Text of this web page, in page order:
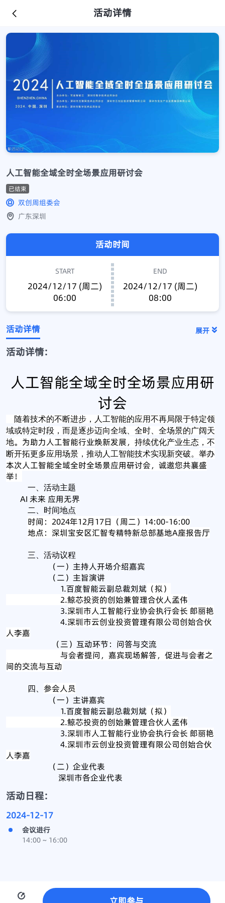
活动详情
人工智能全域全时全场景应用研讨会
已结束
双创周组委会
广东深圳
活动时间
START
2024/12/17 (周二)
06:00
END
2024/12/17 (周二)
08:00
活动详情 展开
活动详情:
人工智能全域全时全场景应用研
讨会
随着技术的不断进步，人工智能的应用不再局限于特定领
域或特定时段，而是逐步迈向全域、全时、全场景的广阔天
地。为助力人工智能行业焕新发展，
持续优化产业生态，不
断开拓更多应用场景，推动人工智能技术实现新突破。 举办
本次人工智能全域全时全场景应用研讨会，诚邀您共襄盛
举！
一、活动主题
AI 未来 应用无界
二、时间地点
时间：2024年12月17日（周二）14:00-16:00
地点：深圳宝安区汇智专精特新总部基地A座报告厅
三、活动议程
（一）主持人开场介绍嘉宾
（二）主旨演讲
1.百度智能云副总裁刘斌（拟）
2.鲸芯投资的创始兼管理合伙人孟伟
3.深圳市人工智能行业协会执行会长 郎丽艳
4.深圳市云创业投资管理有限公司创始合伙
人李嘉
（三）互动环节：问答与交流
与会者提问，嘉宾现场解答，促进与会者之
间的交流与互动
四、 参会人员
（一）主讲嘉宾
1.百度智能云副总裁刘斌（拟）
2.鲸芯投资的创始兼管理合伙人孟伟
3.深圳市人工智能行业协会执行会长 郎丽艳
4.深圳市云创业投资管理有限公司创始合伙
人李嘉
（二）企业代表
深圳市各企业代表
活动日程:
2024-12-17
会议进行
14:00 ~ 16:00